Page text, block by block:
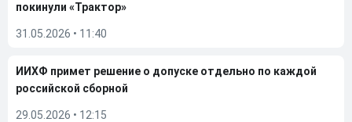
покинули «Трактор»
31.05.2026 • 11:40
ИИХФ примет решение о допуске отдельно по каждой
российской сборной
29.05.2026 • 12:15